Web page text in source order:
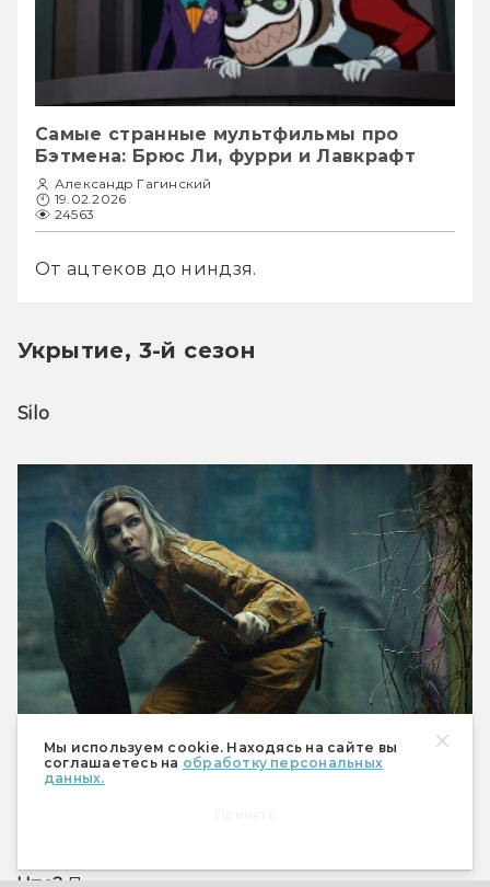
Мы используем cookie. Находясь на сайте вы
соглашаетесь на обработку персональных
данных.
Самые странные мультфильмы про
Бэтмена: Брюс Ли, фурри и Лавкрафт
Александр Гагинский
19.02.2026
24563
От ацтеков до ниндзя.
Укрытие, 3-й сезон
Silo